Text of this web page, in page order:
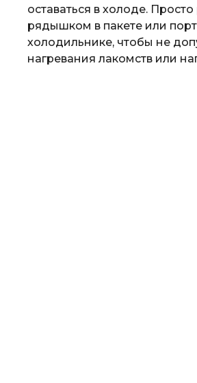
оставаться в холоде.
рядышком в пакете или
холодильнике, чтобы не
нагревания лакомств или